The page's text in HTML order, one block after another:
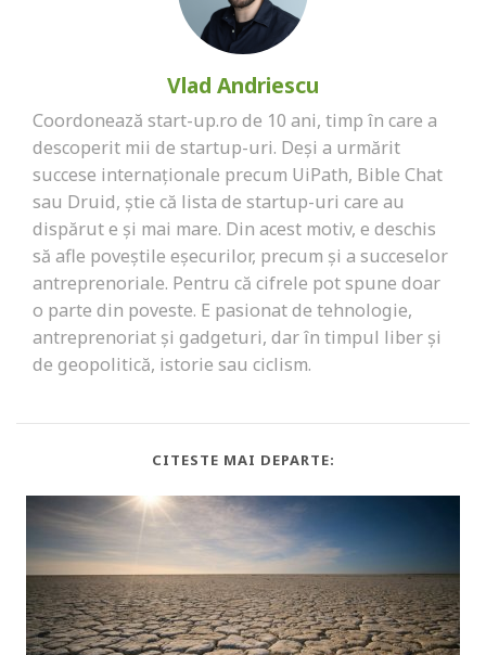
Vlad Andriescu
Coordonează start-up.ro de 10 ani, timp în care a
descoperit mii de startup-uri. Deși a urmărit
succese internaționale precum UiPath, Bible Chat
sau Druid, știe că lista de startup-uri care au
dispărut e și mai mare. Din acest motiv, e deschis
să afle poveștile eșecurilor, precum și a succeselor
antreprenoriale. Pentru că cifrele pot spune doar
o parte din poveste. E pasionat de tehnologie,
antreprenoriat și gadgeturi, dar în timpul liber și
de geopolitică, istorie sau ciclism.
CITESTE MAI DEPARTE: